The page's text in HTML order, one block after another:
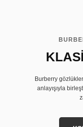
Burberry
anlayışıyla